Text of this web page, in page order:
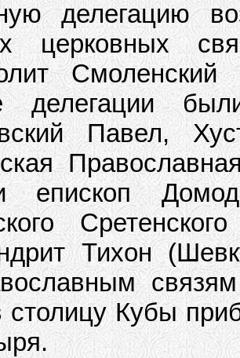
делегацию
церковных
делегации
Павел,
епископ
Тихон
Кубы